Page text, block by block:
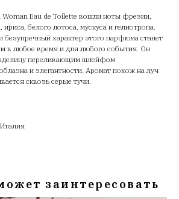
Eau de Toilette вошли ноты фрезии,
белого лотоса, мускуса и гелиотропа.
безупречный характер этого парфюма станет
в любое время и для любого события. Он
переливающим шлейфом
и элегантности. Аромат похож на луч
сквозь серые тучи.
заинтересовать